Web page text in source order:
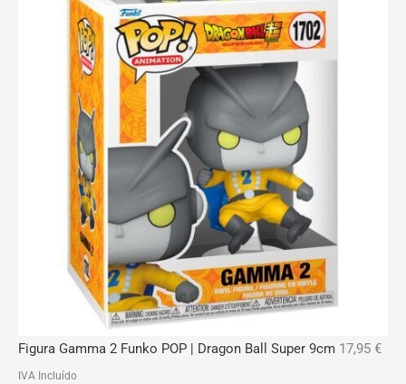
Figura Gamma 2 Funko POP | Dragon Ball Super 9cm 17,95 €
IVA Incluído